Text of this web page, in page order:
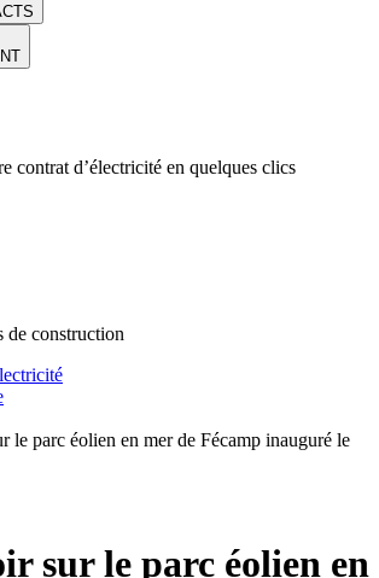
contrat d’électricité en quelques clics
de construction
le parc éolien en mer de Fécamp inauguré le
sur le parc éolien en